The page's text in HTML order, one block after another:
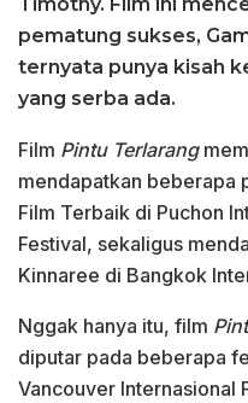
pematung sukses,
ternyata punya kisah
yang serba ada.
Film Pintu Terlarang
mendapatkan beberapa
Film Terbaik di Puchon
Festival, sekaligus
Kinnaree di Bangkok
Nggak hanya itu, film
diputar pada beberapa
Vancouver Internasional